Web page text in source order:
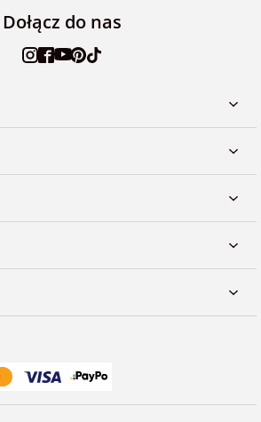
Dołącz do nas